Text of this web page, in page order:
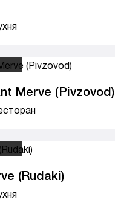
Merve (Pivzovod)
(Rudaki)